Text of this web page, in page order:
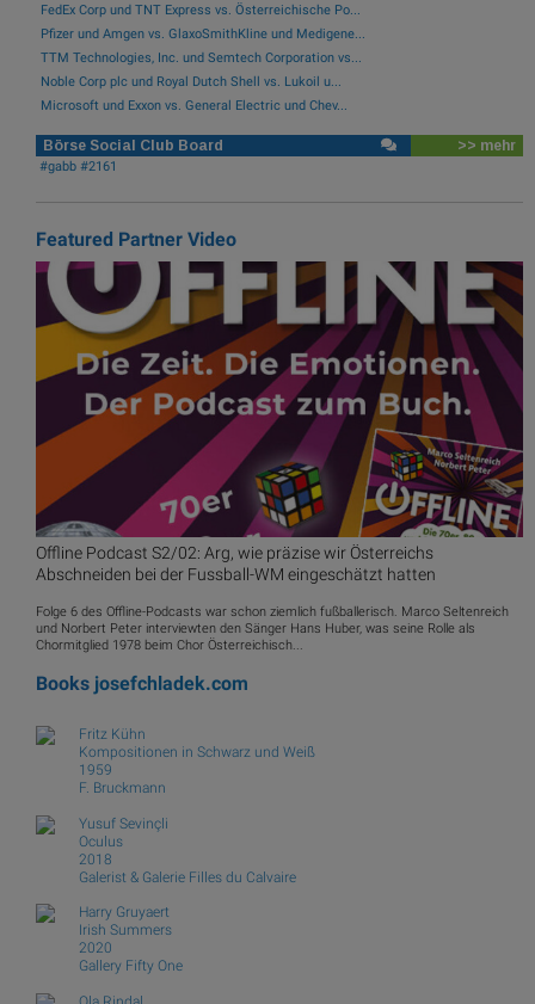
FedEx Corp und TNT Express vs. Österreichische Po...
Pfizer und Amgen vs. GlaxoSmithKline und Medigene...
TTM Technologies, Inc. und Semtech Corporation vs...
Noble Corp plc und Royal Dutch Shell vs. Lukoil u...
Microsoft und Exxon vs. General Electric und Chev...
Börse Social Club Board >> mehr
#gabb #2161
Featured Partner Video
Offline Podcast S2/02: Arg, wie präzise wir Österreichs
Abschneiden bei der Fussball-WM eingeschätzt hatten
Folge 6 des Offline-Podcasts war schon ziemlich fußballerisch. Marco Seltenreich
und Norbert Peter interviewten den Sänger Hans Huber, was seine Rolle als
Chormitglied 1978 beim Chor Österreichisch...
Books josefchladek.com
Fritz Kühn
Kompositionen in Schwarz und Weiß
1959
F. Bruckmann
Yusuf Sevinçli
Oculus
2018
Galerist & Galerie Filles du Calvaire
Harry Gruyaert
Irish Summers
2020
Gallery Fifty One